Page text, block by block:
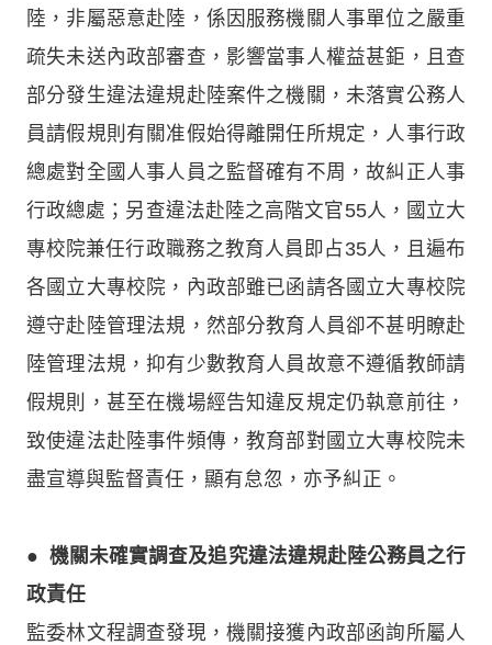
陸，非屬惡意赴陸，係因服務機關人事單位之嚴重
疏失未送內政部審查，影響當事人權益甚鉅，且查
部分發生違法違規赴陸案件之機關，未落實公務人
員請假規則有關准假始得離開任所規定，人事行政
總處對全國人事人員之監督確有不周，故糾正人事
行政總處；另查違法赴陸之高階文官55人，國立大
專校院兼任行政職務之教育人員即占35人，且遍布
各國立大專校院，內政部雖已函請各國立大專校院
遵守赴陸管理法規，然部分教育人員卻不甚明瞭赴
陸管理法規，抑有少數教育人員故意不遵循教師請
假規則，甚至在機場經告知違反規定仍執意前往，
致使違法赴陸事件頻傳，教育部對國立大專校院未
盡宣導與監督責任，顯有怠忽，亦予糾正。
●機關未確實調查及追究違法違規赴陸公務員之行
政責任
監委林文程調查發現，機關接獲內政部函詢所屬人